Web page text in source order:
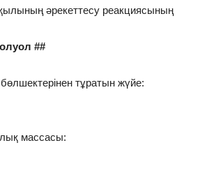
әрекеттесу реакциясының
##
бөлшектерінен тұратын жүйе:
массасы: